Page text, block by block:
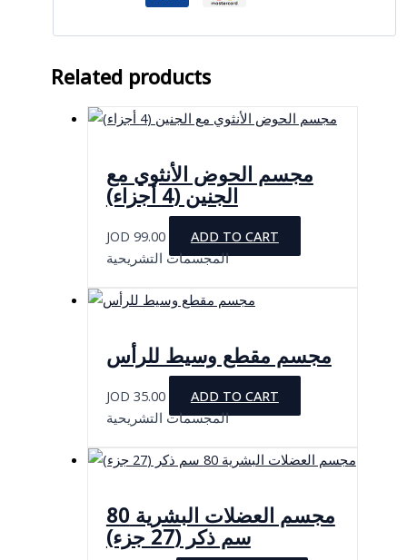
Related products
مجسم الحوض الأنثوي مع
الجنين (4 أجزاء)
JOD 99.00
ADD TO CART
المجسمات التشريحية
مجسم مقطع وسيط للرأس
JOD 35.00
ADD TO CART
المجسمات التشريحية
مجسم العضلات البشرية 80
سم ذكر (27 جزء)